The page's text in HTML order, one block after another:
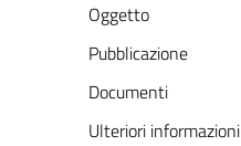
Oggetto
Pubblicazione
Documenti
Ulteriori informazioni